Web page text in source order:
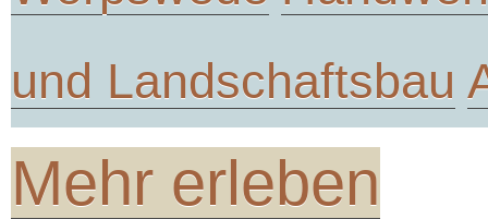
und Landschaftsbau
Mehr erleben